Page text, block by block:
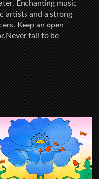
Enchanting music
artists and a strong
Keep an open
fail to be